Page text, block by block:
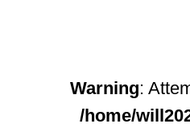
Warning:
/home/